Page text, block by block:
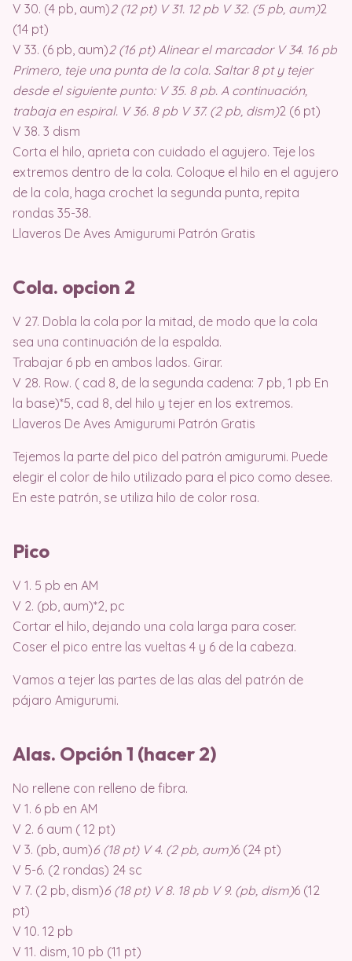
V 30. (4 pb, aum)2 (12 pt) V 31. 12 pb V 32. (5 pb, aum)2
(14 pt)
V 33. (6 pb, aum)2 (16 pt) Alinear el marcador V 34. 16 pb
Primero, teje una punta de la cola. Saltar 8 pt y tejer
desde el siguiente punto: V 35. 8 pb. A continuación,
trabaja en espiral. V 36. 8 pb V 37. (2 pb, dism)2 (6 pt)
V 38. 3 dism
Corta el hilo, aprieta con cuidado el agujero. Teje los
extremos dentro de la cola. Coloque el hilo en el agujero
de la cola, haga crochet la segunda punta, repita
rondas 35-38.
Llaveros De Aves Amigurumi Patrón Gratis
Cola. opcion 2
V 27. Dobla la cola por la mitad, de modo que la cola
sea una continuación de la espalda.
Trabajar 6 pb en ambos lados. Girar.
V 28. Row. ( cad 8, de la segunda cadena: 7 pb, 1 pb En
la base)*5, cad 8, del hilo y tejer en los extremos.
Llaveros De Aves Amigurumi Patrón Gratis
Tejemos la parte del pico del patrón amigurumi. Puede
elegir el color de hilo utilizado para el pico como desee.
En este patrón, se utiliza hilo de color rosa.
Pico
V 1. 5 pb en AM
V 2. (pb, aum)*2, pc
Cortar el hilo, dejando una cola larga para coser.
Coser el pico entre las vueltas 4 y 6 de la cabeza.
Vamos a tejer las partes de las alas del patrón de
pájaro Amigurumi.
Alas. Opción 1 (hacer 2)
No rellene con relleno de fibra.
V 1. 6 pb en AM
V 2. 6 aum ( 12 pt)
V 3. (pb, aum)6 (18 pt) V 4. (2 pb, aum)6 (24 pt)
V 5-6. (2 rondas) 24 sc
V 7. (2 pb, dism)6 (18 pt) V 8. 18 pb V 9. (pb, dism)6 (12
pt)
V 10. 12 pb
V 11. dism, 10 pb (11 pt)